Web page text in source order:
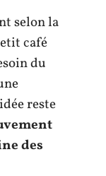
selon la
café
du
reste
des